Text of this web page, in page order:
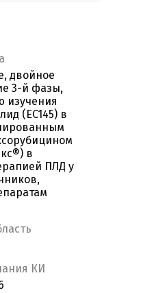
двойное
3-й фазы,
изучения
(EC145) в
в
ПЛД у
КИ